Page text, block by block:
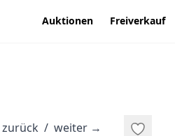
Auktionen Freiverkauf
zurück / weiter →